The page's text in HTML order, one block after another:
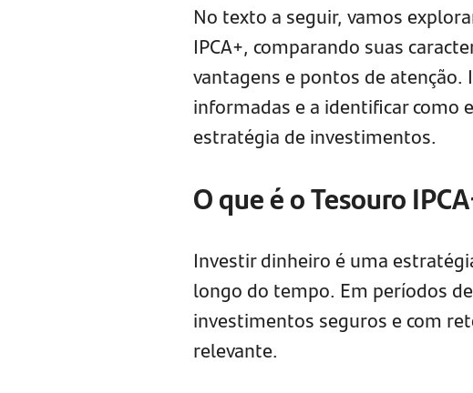
No texto a seguir, vamos
IPCA+, comparando suas
vantagens e pontos de atenção.
informadas e a identificar como
estratégia de investimentos.
O que é o Tesouro
Investir dinheiro é uma
longo do tempo. Em períodos
investimentos seguros e com
relevante.